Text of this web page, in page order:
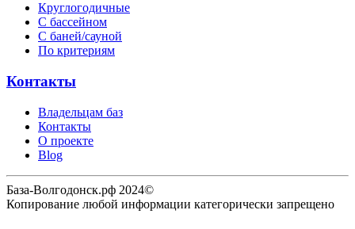
Круглогодичные
С бассейном
С баней/сауной
По критериям
Контакты
Владельцам баз
Контакты
О проекте
Blog
База-Волгодонск.рф 2024©
Копирование любой информации категорически запрещено